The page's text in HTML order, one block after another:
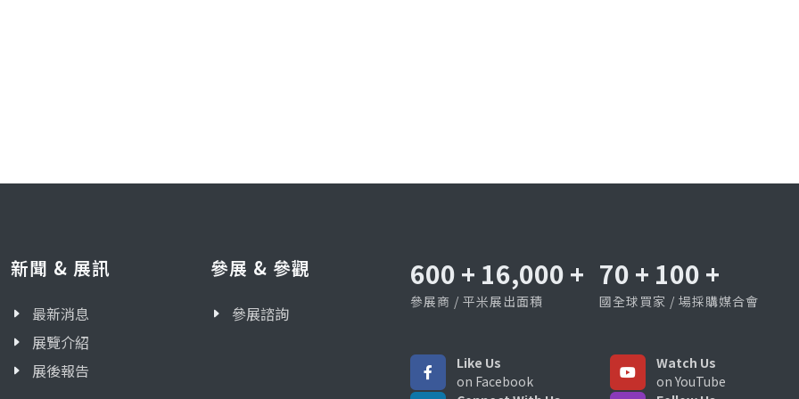
新聞 & 展訊
最新消息
展覽介紹
展後報告
參展 & 參觀
參展諮詢
600 + 16,000 +
參展商 / 平米展出面積
70 + 100 +
國全球買家 / 場採購媒合會
Like Us
on Facebook
Watch Us
on YouTube